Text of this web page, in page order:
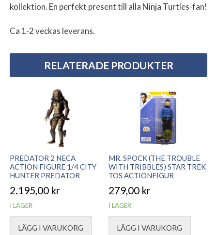
kollektion. En perfekt present till alla Ninja Turtles-fan!
Ca 1-2 veckas leverans.
RELATERADE PRODUKTER
PREDATOR 2 NECA
ACTION FIGURE 1/4 CITY
HUNTER PREDATOR
2.195,00 kr
I LAGER
LÄGG I VARUKORG
MR. SPOCK (THE TROUBLE
WITH TRIBBLES) STAR TREK
TOS ACTIONFIGUR
279,00 kr
I LAGER
LÄGG I VARUKORG